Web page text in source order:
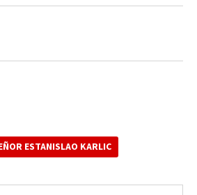
ESTANISLAO KARLIC